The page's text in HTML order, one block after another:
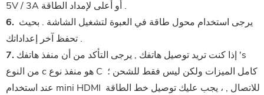
5V / 3A أو أعلى لإمداد الطاقة .
6.
تحفظ آخر إعداداتك .
7.
من النوع c هو منفذ نوع C كامل الميزات ولكن ليس فقط للشحن ؛
عند استخدام mini HDMI للاتصال , ، يجب عليك توصيل خط الطاقة